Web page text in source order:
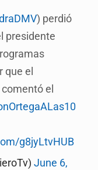
) perdió
presidente
que el
el
g8jyLtvHUB
June 6,